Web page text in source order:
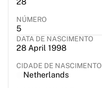
Team Jayco AlUla
Ver tudo sobre ciclismo
Rugby
France Rugby
Gloucester Rugby
NÚMERO
5
DATA DE NASCIMENTO
28 April 1998
CIDADE DE NASCIMENTO
Netherlands